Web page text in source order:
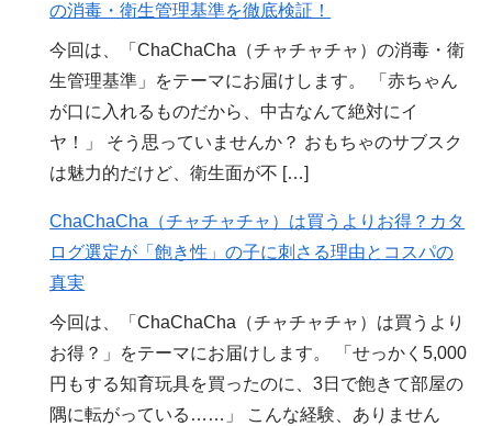
の消毒・衛生管理基準を徹底検証！
今回は、「ChaChaCha（チャチャチャ）の消毒・衛
生管理基準」をテーマにお届けします。 「赤ちゃん
が口に入れるものだから、中古なんて絶対にイ
ヤ！」 そう思っていませんか？ おもちゃのサブスク
は魅力的だけど、衛生面が不 […]
ChaChaCha（チャチャチャ）は買うよりお得？カタ
ログ選定が「飽き性」の子に刺さる理由とコスパの
真実
今回は、「ChaChaCha（チャチャチャ）は買うより
お得？」をテーマにお届けします。 「せっかく5,000
円もする知育玩具を買ったのに、3日で飽きて部屋の
隅に転がっている……」 こんな経験、ありません